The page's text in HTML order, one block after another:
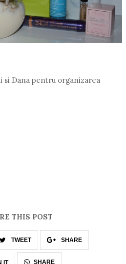
si Dana pentru organizarea
THIS POST
TWEET SHARE
IT SHARE